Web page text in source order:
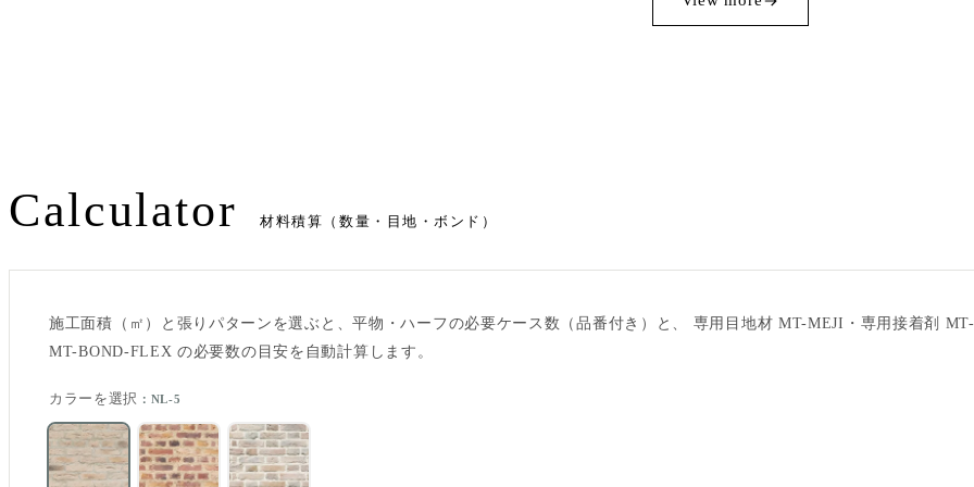
Calculator 材料積算（数量・目地・ボンド）
施工面積（㎡）と張りパターンを選ぶと、平物・ハーフの必要ケース数（品番付き）と、 専用目地材 MT-MEJI・専用接着剤
MT-BOND-FLEX の必要数の目安を自動計算します。
カラーを選択 ：NL-5